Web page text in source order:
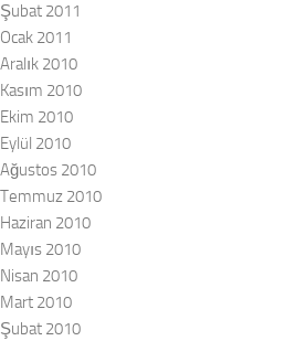
Şubat 2011
Ocak 2011
Aralık 2010
Kasım 2010
Ekim 2010
Eylül 2010
Ağustos 2010
Temmuz 2010
Haziran 2010
Mayıs 2010
Nisan 2010
Mart 2010
Şubat 2010